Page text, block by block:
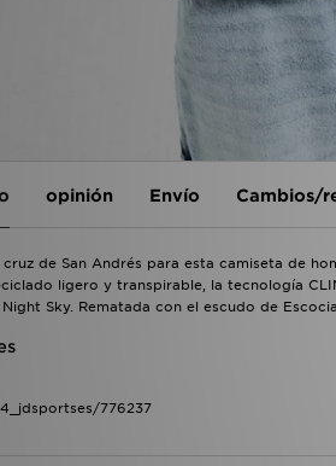
opinión Envío Cambios/
de San Andrés para esta camiseta de
ligero y transpirable, la tecnología
Sky. Rematada con el escudo de
776237